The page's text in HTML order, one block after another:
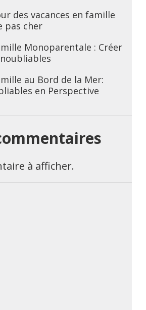
des vacances en famille
pas cher
Monoparentale : Créer
au Bord de la Mer:
en Perspective
à afficher.